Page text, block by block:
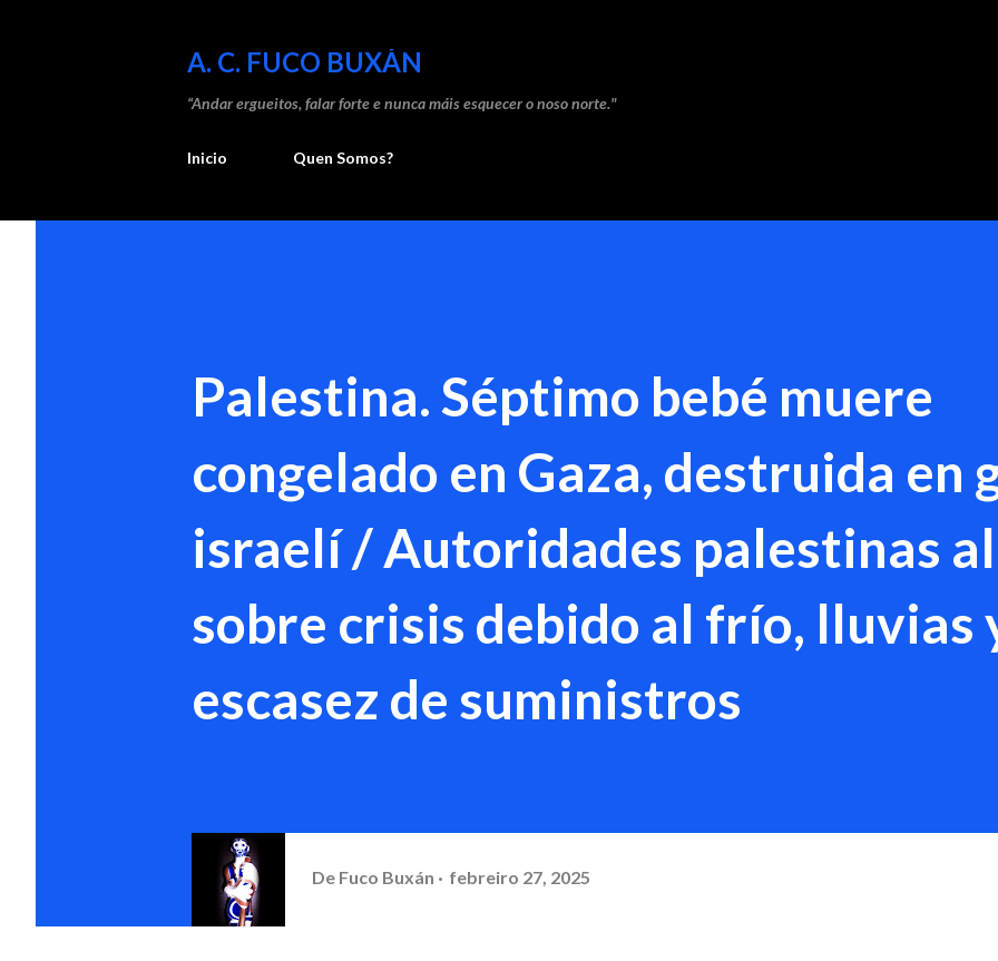
A. C. FUCO BUXÁN
“Andar ergueitos, falar forte e nunca máis esquecer o noso norte."
Inicio Quen Somos?
Palestina. Séptimo bebé muere
congelado en Gaza, destruida en
israelí / Autoridades palestinas
sobre crisis debido al frío, lluvias
escasez de suministros
De Fuco Buxán febreiro 27, 2025